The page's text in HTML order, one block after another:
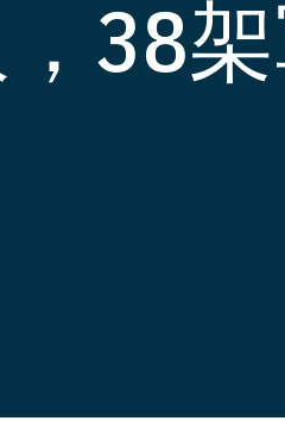
38